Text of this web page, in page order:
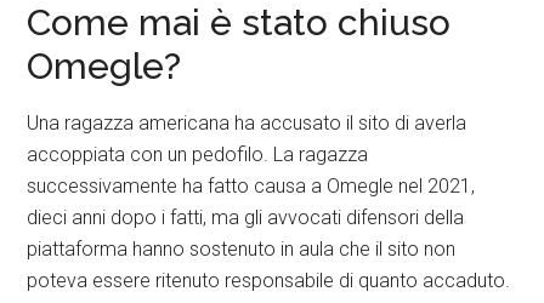
Come mai è stato chiuso
Omegle?
Una ragazza americana ha accusato il sito di averla
accoppiata con un pedofilo. La ragazza
successivamente ha fatto causa a Omegle nel 2021,
dieci anni dopo i fatti, ma gli avvocati difensori della
piattaforma hanno sostenuto in aula che il sito non
poteva essere ritenuto responsabile di quanto accaduto.